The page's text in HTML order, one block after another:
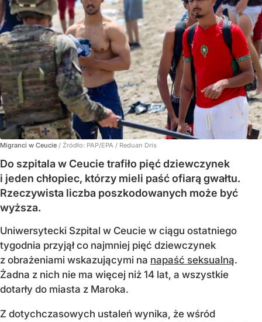
Migranci w Ceucie / Źródło: PAP/EPA / Reduan Dris
Do szpitala w Ceucie trafiło pięć dziewczynek
i jeden chłopiec, którzy mieli paść ofiarą gwałtu.
Rzeczywista liczba poszkodowanych może być
wyższa.
Uniwersytecki Szpital w Ceucie w ciągu ostatniego
tygodnia przyjął co najmniej pięć dziewczynek
z obrażeniami wskazującymi na napaść seksualną.
Żadna z nich nie ma więcej niż 14 lat, a wszystkie
dotarły do miasta z Maroka.
Z dotychczasowych ustaleń wynika, że wśród